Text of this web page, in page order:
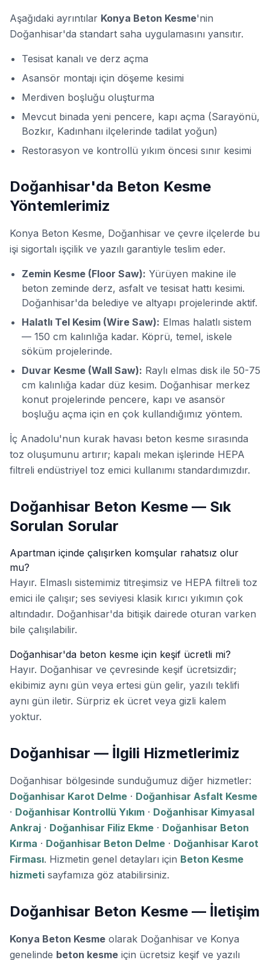
Aşağıdaki ayrıntılar Konya Beton Kesme'nin
Doğanhisar'da standart saha uygulamasını yansıtır.
Tesisat kanalı ve derz açma
Asansör montajı için döşeme kesimi
Merdiven boşluğu oluşturma
Mevcut binada yeni pencere, kapı açma (Sarayönü,
Bozkır, Kadınhanı ilçelerinde tadilat yoğun)
Restorasyon ve kontrollü yıkım öncesi sınır kesimi
Doğanhisar'da Beton Kesme
Yöntemlerimiz
Konya Beton Kesme, Doğanhisar ve çevre ilçelerde bu
işi sigortalı işçilik ve yazılı garantiyle teslim eder.
Zemin Kesme (Floor Saw): Yürüyen makine ile
beton zeminde derz, asfalt ve tesisat hattı kesimi.
Doğanhisar'da belediye ve altyapı projelerinde aktif.
Halatlı Tel Kesim (Wire Saw): Elmas halatlı sistem
— 150 cm kalınlığa kadar. Köprü, temel, iskele
söküm projelerinde.
Duvar Kesme (Wall Saw): Raylı elmas disk ile 50-75
cm kalınlığa kadar düz kesim. Doğanhisar merkez
konut projelerinde pencere, kapı ve asansör
boşluğu açma için en çok kullandığımız yöntem.
İç Anadolu'nun kurak havası beton kesme sırasında
toz oluşumunu artırır; kapalı mekan işlerinde HEPA
filtreli endüstriyel toz emici kullanımı standardımızdır.
Doğanhisar Beton Kesme — Sık
Sorulan Sorular
Apartman içinde çalışırken komşular rahatsız olur
mu?
Hayır. Elmaslı sistemimiz titreşimsiz ve HEPA filtreli toz
emici ile çalışır; ses seviyesi klasik kırıcı yıkımın çok
altındadır. Doğanhisar'da bitişik dairede oturan varken
bile çalışılabilir.
Doğanhisar'da beton kesme için keşif ücretli mi?
Hayır. Doğanhisar ve çevresinde keşif ücretsizdir;
ekibimiz aynı gün veya ertesi gün gelir, yazılı teklifi
aynı gün iletir. Sürpriz ek ücret veya gizli kalem
yoktur.
Doğanhisar — İlgili Hizmetlerimiz
Doğanhisar bölgesinde sunduğumuz diğer hizmetler:
Doğanhisar Karot Delme · Doğanhisar Asfalt Kesme
· Doğanhisar Kontrollü Yıkım · Doğanhisar Kimyasal
Ankraj · Doğanhisar Filiz Ekme · Doğanhisar Beton
Kırma · Doğanhisar Beton Delme · Doğanhisar Karot
Firması. Hizmetin genel detayları için Beton Kesme
hizmeti sayfamıza göz atabilirsiniz.
Doğanhisar Beton Kesme — İletişim
Konya Beton Kesme olarak Doğanhisar ve Konya
genelinde beton kesme için ücretsiz keşif ve yazılı